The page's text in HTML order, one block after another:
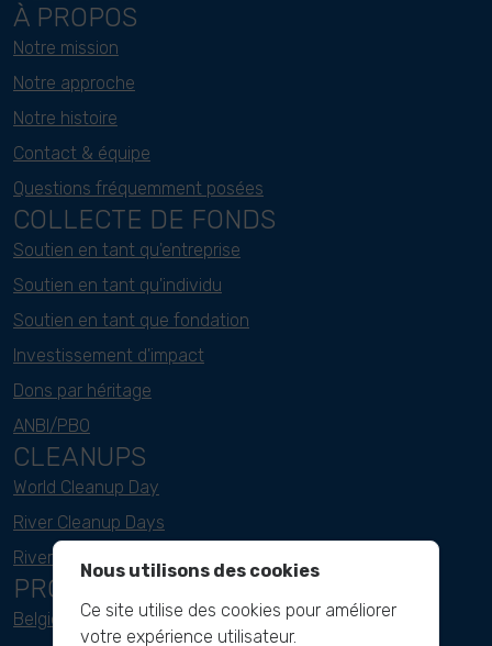
À PROPOS
Notre mission
Notre approche
Notre histoire
Contact & équipe
Questions fréquemment posées
COLLECTE DE FONDS
Soutien en tant qu'entreprise
Soutien en tant qu'individu
Soutien en tant que fondation
Investissement d'impact
Dons par héritage
ANBI/PBO
CLEANUPS
World Cleanup Day
River Cleanup Days
River Cleanup Challenge
PROJECTS
Belgique
Nous utilisons des cookies
Ce site utilise des cookies pour améliorer
votre expérience utilisateur.